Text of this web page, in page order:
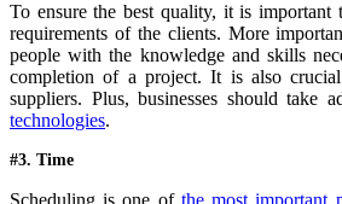
To ensure the best quality, it is important
requirements of the clients. More
people with the knowledge and skills
completion of a project. It is also
suppliers. Plus, businesses should take
technologies.
#3. Time